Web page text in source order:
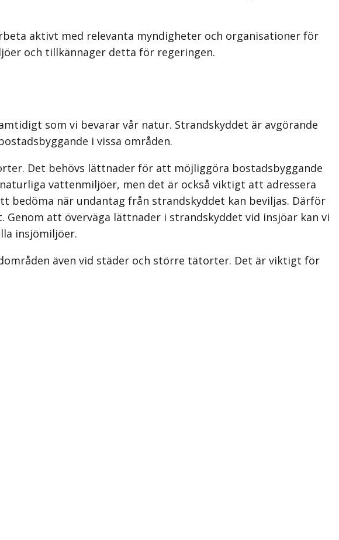
aktivt med relevanta myndigheter och organisationer för
och tillkännager detta för regeringen.
som vi bevarar vår natur. Strandskyddet är avgörande
i vissa områden.
Det behövs lättnader för att möjliggöra bostadsbyggande
vattenmiljöer, men det är också viktigt att adressera
när undantag från strandskyddet kan beviljas. Därför
att överväga lättnader i strandskyddet vid insjöar kan vi
insjömiljöer.
även vid städer och större tätorter. Det är viktigt för